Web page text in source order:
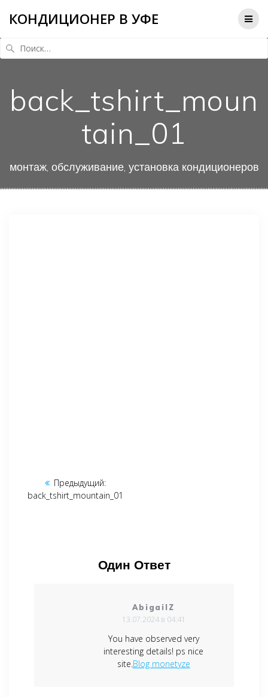
КОНДИЦИОНЕР В УФЕ
back_tshirt_moun
tain_01
монтаж, обслуживание, установка кондиционеров
Навигация
по
Предыдущий:
запись:
back_tshirt_mountain_01
Один Ответ
AbigailZ
13.07.2024 в 04:41
You have observed very
interesting details! ps nice
site.Blog monetyze